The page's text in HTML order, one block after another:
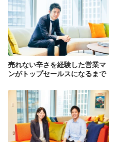
売れない辛さを経験した営業マ
ンがトップセールスになるまで